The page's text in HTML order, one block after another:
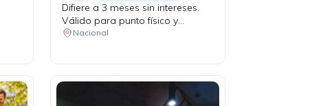
Difiere a 3 meses sin intereses.
Válido para punto físico y
agencias de viaje.
Nacional